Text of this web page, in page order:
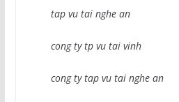
tap vu tai nghe an
cong ty tp vu tai vinh
cong ty tap vu tai nghe an